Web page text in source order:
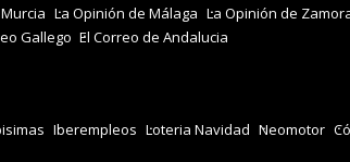
La Opinión de Málaga La Opinión de
Gallego El Correo de Andalucia
Iberempleos Loteria Navidad Neomotor